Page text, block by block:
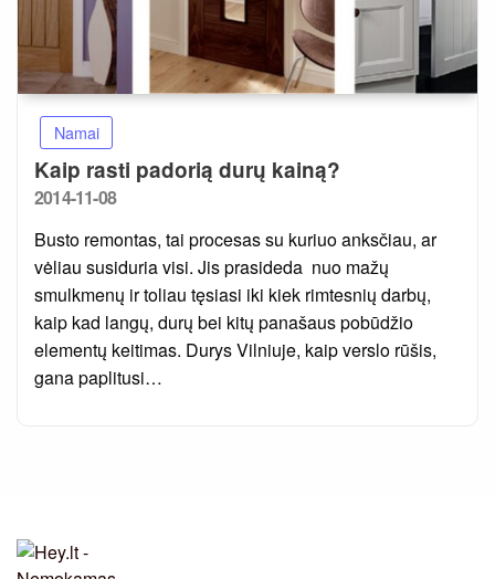
Namai
Kaip rasti padorią durų kainą?
Posted
2014-11-08
Busto remontas, tai procesas su kuriuo anksčiau, ar
vėliau susiduria visi. Jis prasideda nuo mažų
smulkmenų ir toliau tęsiasi iki kiek rimtesnių darbų,
kaip kad langų, durų bei kitų panašaus pobūdžio
elementų keitimas. Durys Vilniuje, kaip verslo rūšis,
gana paplitusi…